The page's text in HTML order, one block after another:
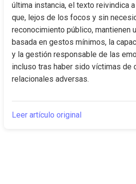
última instancia, el texto reivindica
que, lejos de los focos y sin
reconocimiento público, mantienen
basada en gestos mínimos, la
y la gestión responsable de las
incluso tras haber sido víctimas de
relacionales adversas.
Leer artículo original